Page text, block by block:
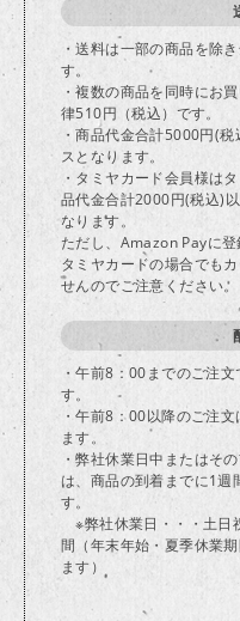
・送料は一部の商品を除
す。
・複数の商品を同時にお
律510円（税込）です。
・商品代金合計5000円(
スとなります。
・タミヤカード会員様は
品代金合計2000円(税込)
なります。
ただし、Amazon Payに
タミヤカードの場合でも
せんのでご注意ください。
・午前8：00までのご注
す。
・午前8：00以降のご注
ます。
・弊社休業日中またはそ
は、商品の到着までに1週
す。
※弊社休業日・・・土日
間（年末年始・夏季休業
ます）